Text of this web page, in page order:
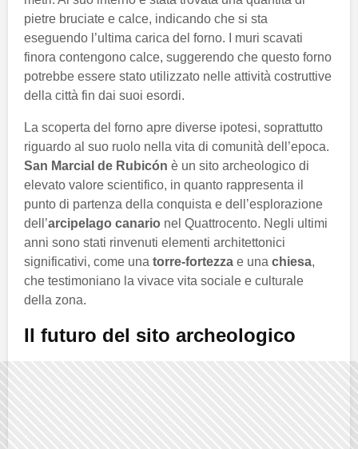
pietre bruciate e calce, indicando che si sta
eseguendo l’ultima carica del forno. I muri scavati
finora contengono calce, suggerendo che questo forno
potrebbe essere stato utilizzato nelle attività costruttive
della città fin dai suoi esordi.
La scoperta del forno apre diverse ipotesi, soprattutto
riguardo al suo ruolo nella vita di comunità dell’epoca.
San Marcial de Rubicón è un sito archeologico di
elevato valore scientifico, in quanto rappresenta il
punto di partenza della conquista e dell’esplorazione
dell’arcipelago canario nel Quattrocento. Negli ultimi
anni sono stati rinvenuti elementi architettonici
significativi, come una torre-fortezza e una chiesa,
che testimoniano la vivace vita sociale e culturale
della zona.
Il futuro del sito archeologico